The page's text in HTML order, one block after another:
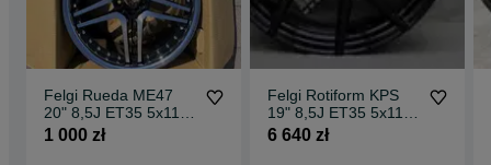
Felgi Rueda ME47
20" 8,5J ET35 5x112
CBKF1 / 2 sztuki
1 000 zł
Felgi Rotiform KPS
19" 8,5J ET35 5x112
Matte Black Face w/
6 640 zł